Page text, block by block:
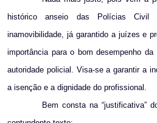
histórico anseio das Polícias
inamovibilidade, já garantido a juízes e
importância para o bom desempenho
autoridade policial. Visa-se a garantir a
a isenção e a dignidade do profissional.
Bem consta na “justificativa”